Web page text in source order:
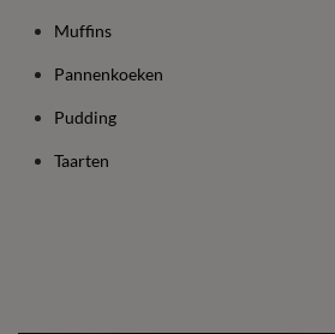
Muffins
Pannenkoeken
Pudding
Taarten